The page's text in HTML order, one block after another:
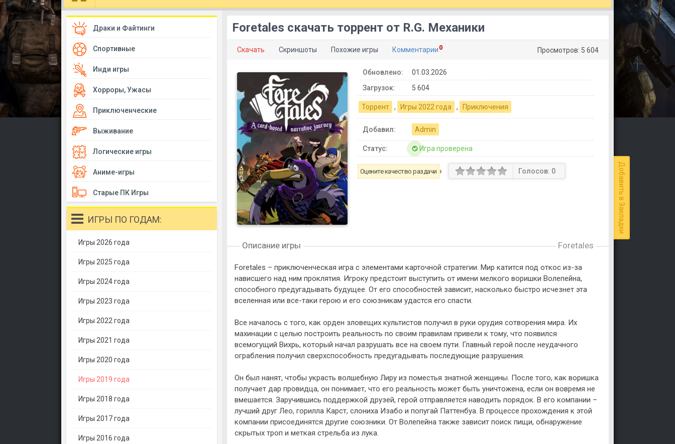
Добавить в Закладки
Foretales скачать торрент от R.G. Механики
Скачать Скриншоты Похожие игры Комментарии 0 Просмотров: 5 604
Обновлено:
01.03.2026
Загрузок:
5 604
Торрент , Игры 2022 года , Приключения
Добавил: Admin
Статус: Игра проверена
Оцените качество раздачи Голосов: 0
Описание игры Foretales
Foretales – приключенческая игра с элементами карточной стратегии. Мир катится под откос из-за
нависшего над ним проклятия. Игроку предстоит выступить от имени мелкого воришки Волепейна,
способного предугадывать будущее. От его способностей зависит, насколько быстро исчезнет эта
вселенная или все-таки герою и его союзникам удастся его спасти.
Все началось с того, как орден зловещих культистов получил в руки орудия сотворения мира. Их
махинации с целью построить реальность по своим правилам привели к тому, что появился
всемогущий Вихрь, который начал разрушать все на своем пути. Главный герой после неудачного
ограбления получил сверхспособность предугадывать последующие разрушения.
Он был нанят, чтобы украсть волшебную Лиру из поместья знатной женщины. После того, как воришка
получает дар провидца, он понимает, что его реальность может быть уничтожена, если он вовремя не
вмешается. Заручившись поддержкой друзей, герой отправляется наводить порядок. В его компании –
лучший друг Лео, горилла Карст, слониха Изабо и попугай Паттенбуа. В процессе прохождения к этой
компании присоединятся другие союзники. От Волепейна также зависит поиск пищи, обнаружение
скрытых троп и меткая стрельба из лука.
Драки и Файтинги
Спортивные
Инди игры
Хорроры, Ужасы
Приключенческие
Выживание
Логические игры
Аниме-игры
Старые ПК Игры
ИГРЫ ПО ГОДАМ:
Игры 2026 года
Игры 2025 года
Игры 2024 года
Игры 2023 года
Игры 2022 года
Игры 2021 года
Игры 2020 года
Игры 2019 года
Игры 2018 года
Игры 2017 года
Игры 2016 года